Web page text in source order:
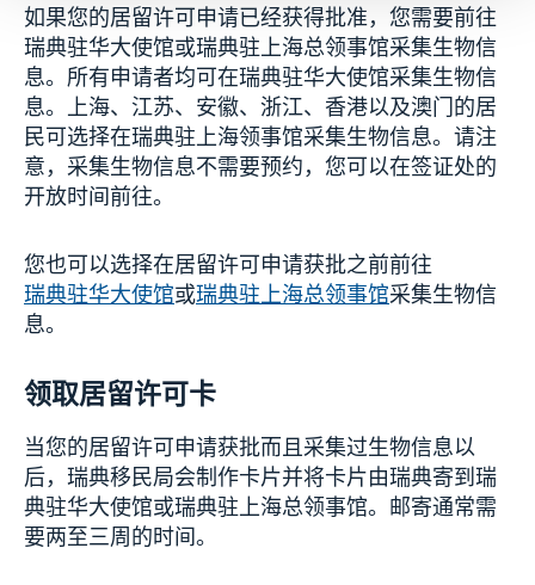
如果您的居留许可申请已经获得批准，您需要前往
瑞典驻华大使馆或瑞典驻上海总领事馆采集生物信
息。所有申请者均可在瑞典驻华大使馆采集生物信
息。上海、江苏、安徽、浙江、香港以及澳门的居
民可选择在瑞典驻上海领事馆采集生物信息。请注
意，采集生物信息不需要预约，您可以在签证处的
开放时间前往。
您也可以选择在居留许可申请获批之前前往
瑞典驻华大使馆或瑞典驻上海总领事馆采集生物信
息。
领取居留许可卡
当您的居留许可申请获批而且采集过生物信息以
后，瑞典移民局会制作卡片并将卡片由瑞典寄到瑞
典驻华大使馆或瑞典驻上海总领事馆。邮寄通常需
要两至三周的时间。